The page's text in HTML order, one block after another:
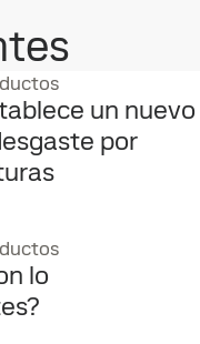
un nuevo
por
lo